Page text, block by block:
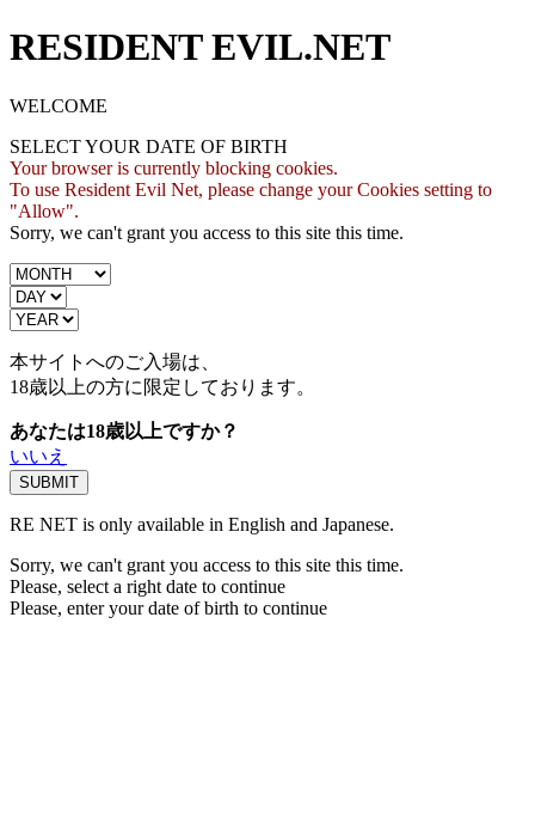
RESIDENT EVIL.NET
WELCOME
SELECT YOUR DATE OF BIRTH
Your browser is currently blocking cookies.
To use Resident Evil Net, please change your Cookies setting to
"Allow".
Sorry, we can't grant you access to this site this time.
本サイトへのご入場は、
18歳以上の方に限定しております。
あなたは18歳以上ですか？
いいえ
RE NET is only available in English and Japanese.
Sorry, we can't grant you access to this site this time.
Please, select a right date to continue
Please, enter your date of birth to continue